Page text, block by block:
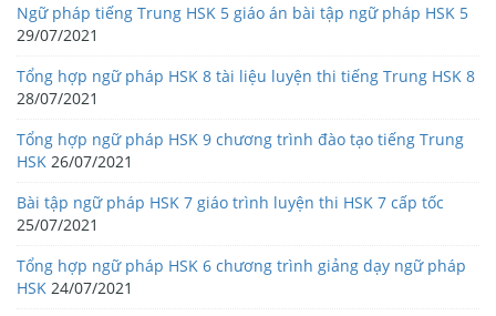
Ngữ pháp tiếng Trung HSK 5 giáo án bài tập ngữ pháp HSK 5
29/07/2021
Tổng hợp ngữ pháp HSK 8 tài liệu luyện thi tiếng Trung HSK 8
28/07/2021
Tổng hợp ngữ pháp HSK 9 chương trình đào tạo tiếng Trung
HSK 26/07/2021
Bài tập ngữ pháp HSK 7 giáo trình luyện thi HSK 7 cấp tốc
25/07/2021
Tổng hợp ngữ pháp HSK 6 chương trình giảng dạy ngữ pháp
HSK 24/07/2021